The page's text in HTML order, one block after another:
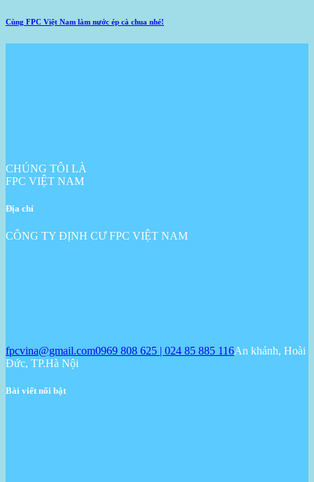
Cùng FPC Việt Nam làm nước ép cà chua nhé!
CHÚNG TÔI LÀ
FPC VIỆT NAM
Địa chỉ
CÔNG TY ĐỊNH CƯ FPC VIỆT NAM
fpcvina@gmail.com0969 808 625 | 024 85 885 116An khánh, Hoài
Đức, TP.Hà Nội
Bài viết nổi bật